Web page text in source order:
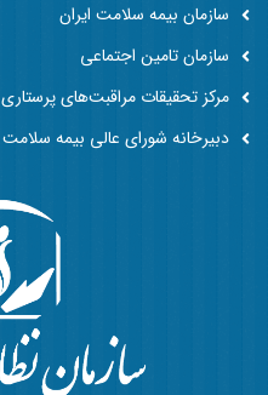
سازمان بیمه سلامت ایران
سازمان تامین اجتماعی
مرکز تحقیقات مراقبت‌های پرستاری
دبیرخانه شورای عالی بیمه سلامت